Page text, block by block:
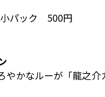
パック 500円
やかなルーが「龍之